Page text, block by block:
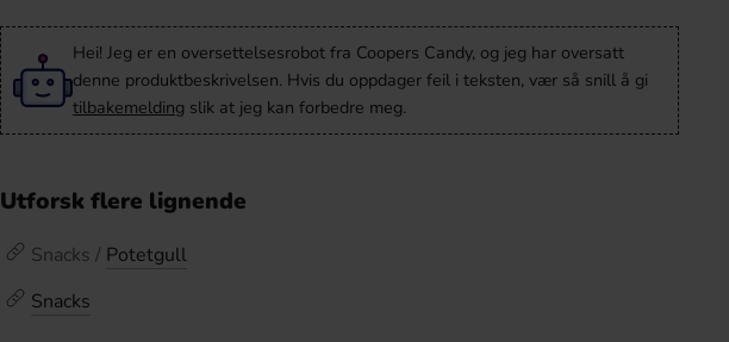
Hei! Jeg er en oversettelsesrobot fra Coopers Candy, og jeg har oversatt
denne produktbeskrivelsen. Hvis du oppdager feil i teksten, vær så snill å gi
tilbakemelding slik at jeg kan forbedre meg.
Utforsk flere lignende
Snacks / Potetgull
Snacks